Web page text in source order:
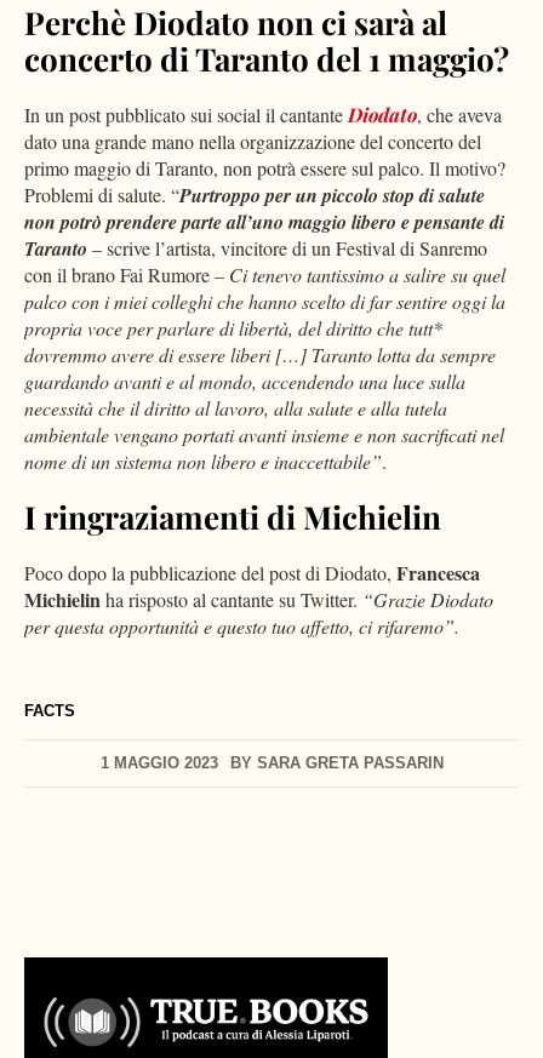
FACTS
1 MAGGIO 2023 BY SARA GRETA PASSARIN
Perchè Diodato non ci sarà al
concerto di Taranto del 1 maggio?
In un post pubblicato sui social il cantanteDiodato, che aveva
dato una grande mano nella organizzazione del concerto del
primo maggio di Taranto, non potrà essere sul palco. Il motivo?
Problemi di salute. “Purtroppo per un piccolo stop di salute
non potrò prendere parte all’uno maggio libero e pensante di
Taranto – scrive l’artista, vincitore di un Festival di Sanremo
con il brano Fai Rumore – Ci tenevo tantissimo a salire su quel
palco con i miei colleghi che hanno scelto di far sentire oggi la
propria voce per parlare di libertà, del diritto che tutt*
dovremmo avere di essere liberi […] Taranto lotta da sempre
guardando avanti e al mondo, accendendo una luce sulla
necessità che il diritto al lavoro, alla salute e alla tutela
ambientale vengano portati avanti insieme e non sacrificati nel
nome di un sistema non libero e inaccettabile”.
I ringraziamenti di Michielin
Poco dopo la pubblicazione del post di Diodato, Francesca
Michielinha risposto al cantante su Twitter. “Grazie Diodato
per questa opportunità e questo tuo affetto, ci rifaremo”.